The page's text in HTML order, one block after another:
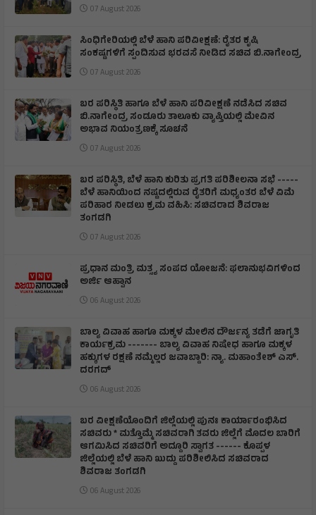
07 August 2026
ಸಿಂಧಿಗೇರಿಯಲ್ಲಿ ಬೆಳೆ ಹಾನಿ ಪರಿವೀಕ್ಷಣೆ: ರೈತರ ಕೃಷಿ
ಸಂಕಷ್ಟಗಳಿಗೆ ಸ್ಪಂದಿಸುವ ಭರವಸೆ ನೀಡಿದ ಸಚಿವ ಬಿ.ನಾಗೇಂದ್ರ
07 August 2026
ಬರ ಪರಿಸ್ಥಿತಿ ಹಾಗೂ ಬೆಳೆ ಹಾನಿ ಪರಿವೀಕ್ಷಣೆ ನಡೆಸಿದ ಸಚಿವ
ಬಿ.ನಾಗೇಂದ್ರ ಸoಡೂರು ತಾಲೂಕು ವ್ಯಾಪ್ತಿಯಲ್ಲಿ ಮೇವಿನ
ಅಭಾವ ನಿಯಂತ್ರಣಕ್ಕೆ ಸೂಚನೆ
07 August 2026
ಬರ ಪರಿಸ್ಥಿತಿ, ಬೆಳೆ ಹಾನಿ ಕುರಿತು ಪ್ರಗತಿ ಪರಿಶೀಲನಾ ಸಭೆ -----
ಬೆಳೆ ಹಾನಿಯಿಂದ ನಷ್ಟದಲ್ಲಿರುವ ರೈತರಿಗೆ ಮಧ್ಯಂತರ ಬೆಳೆ ವಿಮೆ
ಪರಿಹಾರ ನೀಡಲು ಕ್ರಮ ವಹಿಸಿ: ಸಚಿವರಾದ ಶಿವರಾಜ
ತಂಗಡಗಿ
07 August 2026
ಪ್ರಧಾನ ಮಂತ್ರಿ ಮತ್ಸ್ಯ ಸಂಪದ ಯೋಜನೆ: ಫಲಾನುಭವಿಗಳಿಂದ
ಅರ್ಜಿ ಆಹ್ವಾನ
06 August 2026
ಬಾಲ್ಯ ವಿವಾಹ ಹಾಗೂ ಮಕ್ಕಳ ಮೇಲಿನ ದೌರ್ಜನ್ಯ ತಡೆಗೆ ಜಾಗೃತಿ
ಕಾರ್ಯಕ್ರಮ ------- ಬಾಲ್ಯ ವಿವಾಹ ನಿಷೇಧ ಹಾಗೂ ಮಕ್ಕಳ
ಹಕ್ಕುಗಳ ರಕ್ಷಣೆ ನಮ್ಮೆಲ್ಲರ ಜವಾಬ್ದಾರಿ: ನ್ಯಾ. ಮಹಾಂತೇಶ್ ಎಸ್.
ದರಗದ್
06 August 2026
ಬರ ವೀಕ್ಷಣೆಯೊಂದಿಗೆ ಜಿಲ್ಲೆಯಲ್ಲಿ ಪುನಃ ಕಾರ್ಯಾರಂಭಿಸಿದ
ಸಚಿವರು * ಮತ್ತೊಮ್ಮೆ ಸಚಿವರಾಗಿ ತವರು ಜಿಲ್ಲೆಗೆ ಮೊದಲ ಬಾರಿಗೆ
ಆಗಮಿಸಿದ ಸಚಿವರಿಗೆ ಅದ್ದೂರಿ ಸ್ವಾಗತ ------ ಕೊಪ್ಪಳ
ಜಿಲ್ಲೆಯಲ್ಲಿ ಬೆಳೆ ಹಾನಿ ಖುದ್ದು ಪರಿಶೀಲಿಸಿದ ಸಚಿವರಾದ
ಶಿವರಾಜ ತಂಗಡಗಿ
06 August 2026